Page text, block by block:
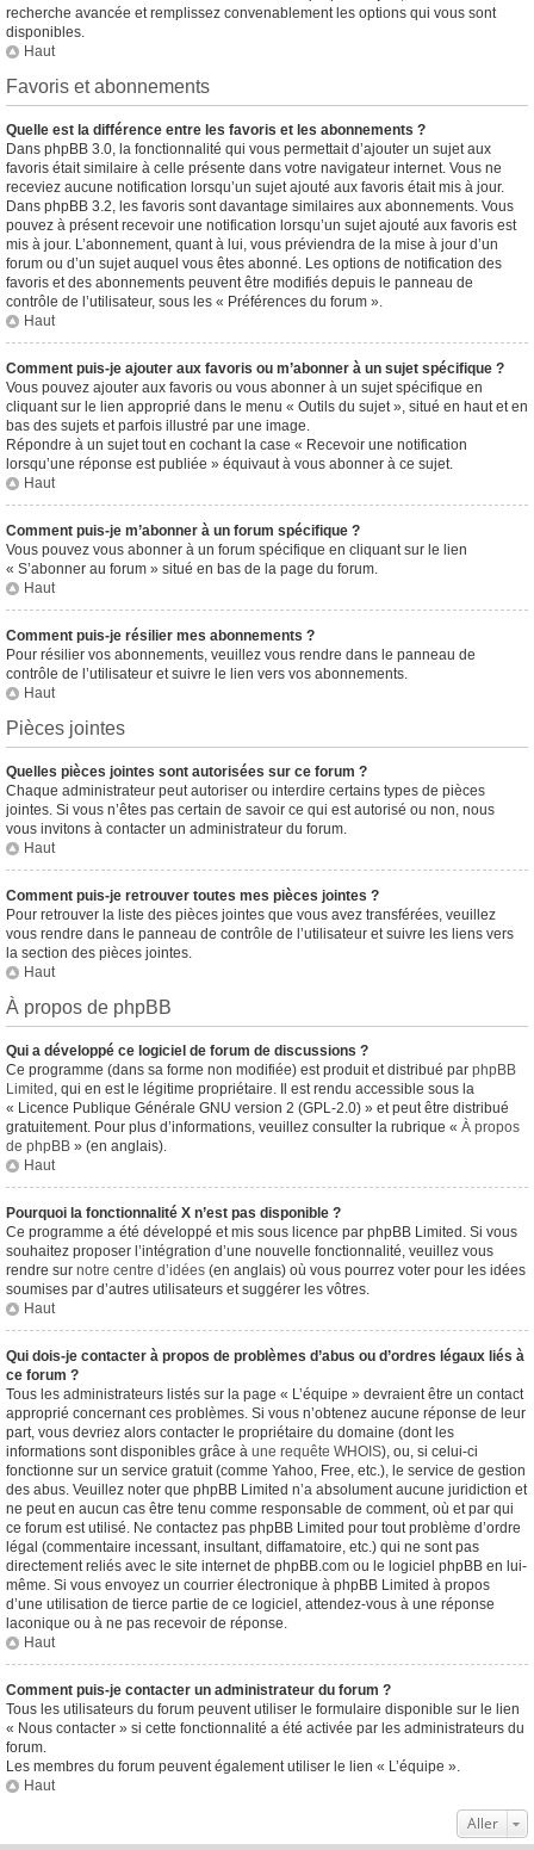
recherche avancée et remplissez convenablement les options qui vous sont
disponibles.
Haut
Favoris et abonnements
Quelle est la différence entre les favoris et les abonnements ?
Dans phpBB 3.0, la fonctionnalité qui vous permettait d’ajouter un sujet aux
favoris était similaire à celle présente dans votre navigateur internet. Vous ne
receviez aucune notification lorsqu’un sujet ajouté aux favoris était mis à jour.
Dans phpBB 3.2, les favoris sont davantage similaires aux abonnements. Vous
pouvez à présent recevoir une notification lorsqu’un sujet ajouté aux favoris est
mis à jour. L’abonnement, quant à lui, vous préviendra de la mise à jour d’un
forum ou d’un sujet auquel vous êtes abonné. Les options de notification des
favoris et des abonnements peuvent être modifiés depuis le panneau de
contrôle de l’utilisateur, sous les « Préférences du forum ».
Haut
Comment puis-je ajouter aux favoris ou m’abonner à un sujet spécifique ?
Vous pouvez ajouter aux favoris ou vous abonner à un sujet spécifique en
cliquant sur le lien approprié dans le menu « Outils du sujet », situé en haut et en
bas des sujets et parfois illustré par une image.
Répondre à un sujet tout en cochant la case « Recevoir une notification
lorsqu’une réponse est publiée » équivaut à vous abonner à ce sujet.
Haut
Comment puis-je m’abonner à un forum spécifique ?
Vous pouvez vous abonner à un forum spécifique en cliquant sur le lien
« S’abonner au forum » situé en bas de la page du forum.
Haut
Comment puis-je résilier mes abonnements ?
Pour résilier vos abonnements, veuillez vous rendre dans le panneau de
contrôle de l’utilisateur et suivre le lien vers vos abonnements.
Haut
Pièces jointes
Quelles pièces jointes sont autorisées sur ce forum ?
Chaque administrateur peut autoriser ou interdire certains types de pièces
jointes. Si vous n’êtes pas certain de savoir ce qui est autorisé ou non, nous
vous invitons à contacter un administrateur du forum.
Haut
Comment puis-je retrouver toutes mes pièces jointes ?
Pour retrouver la liste des pièces jointes que vous avez transférées, veuillez
vous rendre dans le panneau de contrôle de l’utilisateur et suivre les liens vers
la section des pièces jointes.
Haut
À propos de phpBB
Qui a développé ce logiciel de forum de discussions ?
Ce programme (dans sa forme non modifiée) est produit et distribué par phpBB
Limited , qui en est le légitime propriétaire. Il est rendu accessible sous la
« Licence Publique Générale GNU version 2 (GPL-2.0) » et peut être distribué
gratuitement. Pour plus d’informations, veuillez consulter la rubrique « À propos
de phpBB » (en anglais).
Haut
Pourquoi la fonctionnalité X n’est pas disponible ?
Ce programme a été développé et mis sous licence par phpBB Limited. Si vous
souhaitez proposer l’intégration d’une nouvelle fonctionnalité, veuillez vous
rendre sur notre centre d’idées (en anglais) où vous pourrez voter pour les idées
soumises par d’autres utilisateurs et suggérer les vôtres.
Haut
Qui dois-je contacter à propos de problèmes d’abus ou d’ordres légaux liés à
ce forum ?
Tous les administrateurs listés sur la page « L’équipe » devraient être un contact
approprié concernant ces problèmes. Si vous n’obtenez aucune réponse de leur
part, vous devriez alors contacter le propriétaire du domaine (dont les
informations sont disponibles grâce à une requête WHOIS), ou, si celui-ci
fonctionne sur un service gratuit (comme Yahoo, Free, etc.), le service de gestion
des abus. Veuillez noter que phpBB Limited n’a absolument aucune juridiction et
ne peut en aucun cas être tenu comme responsable de comment, où et par qui
ce forum est utilisé. Ne contactez pas phpBB Limited pour tout problème d’ordre
légal (commentaire incessant, insultant, diffamatoire, etc.) qui ne sont pas
directement reliés avec le site internet de phpBB.com ou le logiciel phpBB en lui-
même. Si vous envoyez un courrier électronique à phpBB Limited à propos
d’une utilisation de tierce partie de ce logiciel, attendez-vous à une réponse
laconique ou à ne pas recevoir de réponse.
Haut
Comment puis-je contacter un administrateur du forum ?
Tous les utilisateurs du forum peuvent utiliser le formulaire disponible sur le lien
« Nous contacter » si cette fonctionnalité a été activée par les administrateurs du
forum.
Les membres du forum peuvent également utiliser le lien « L’équipe ».
Haut
Aller